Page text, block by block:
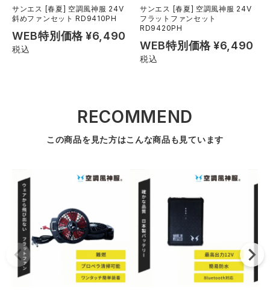
サンエス [春夏] 空調風神服 24V
斜めファンセット RD9410PH
WEB特別価格¥6,490
税込
サンエス [春夏] 空調風神服 24V
フラットファンセット
RD9420PH
WEB特別価格¥6,490
税込
RECOMMEND
この商品を見た方はこんな商品も見ています